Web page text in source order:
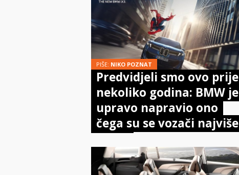
PIŠE: NIKO POZNAT
Predvidjeli smo ovo prije
nekoliko godina: BMW je
upravo napravio ono
čega su se vozači najviše